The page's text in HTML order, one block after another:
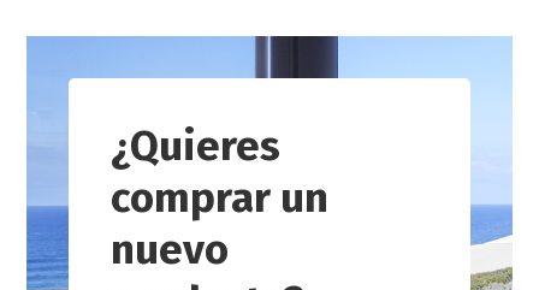
¿Quieres
comprar un
nuevo